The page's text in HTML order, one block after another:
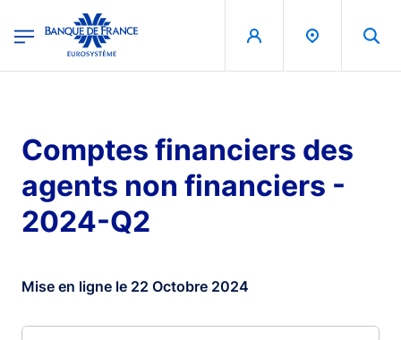
Banque de France - Menu Principal
Comptes financiers des
agents non financiers -
2024-Q2
Mise en ligne le 22 Octobre 2024